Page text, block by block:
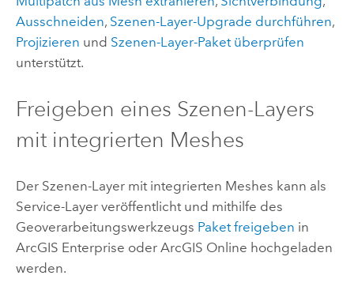
Ausschneiden, Szenen-Layer-Upgrade durchführen,
Projizieren und Szenen-Layer-Paket überprüfen
unterstützt.
Freigeben eines Szenen-Layers
mit integrierten Meshes
Der Szenen-Layer mit integrierten Meshes kann als
Service-Layer veröffentlicht und mithilfe des
Geoverarbeitungswerkzeugs Paket freigeben in
ArcGIS Enterprise oder ArcGIS Online hochgeladen
werden.